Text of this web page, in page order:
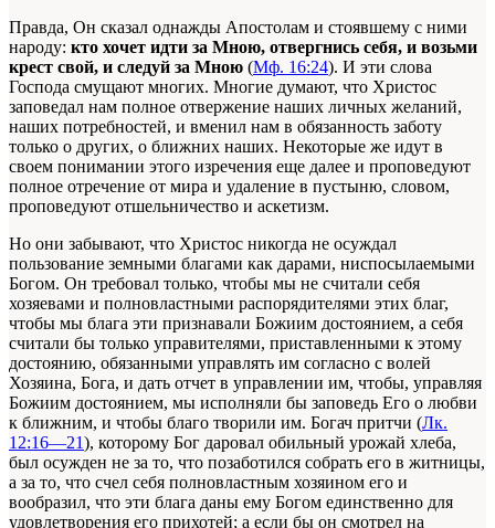
Правда, Он сказал однажды Апостолам и стоявшему с ними
народу: кто хочет идти за Мною, отвергнись себя, и возьми
крест свой, и следуй за Мною (Мф. 16:24). И эти слова
Господа смущают многих. Многие думают, что Христос
заповедал нам полное отвержение наших личных желаний,
наших потребностей, и вменил нам в обязанность заботу
только о других, о ближних наших. Некоторые же идут в
своем понимании этого изречения еще далее и проповедуют
полное отречение от мира и удаление в пустыню, словом,
проповедуют отшельничество и аскетизм.
Но они забывают, что Христос никогда не осуждал
пользование земными благами как дарами, ниспосылаемыми
Богом. Он требовал только, чтобы мы не считали себя
хозяевами и полновластными распорядителями этих благ,
чтобы мы блага эти признавали Божиим достоянием, а себя
считали бы только управителями, приставленными к этому
достоянию, обязанными управлять им согласно с волей
Хозяина, Бога, и дать отчет в управлении им, чтобы, управляя
Божиим достоянием, мы исполняли бы заповедь Его о любви
к ближним, и чтобы благо творили им. Богач притчи (Лк.
12:16—21), которому Бог даровал обильный урожай хлеба,
был осужден не за то, что позаботился собрать его в житницы,
а за то, что счел себя полновластным хозяином его и
вообразил, что эти блага даны ему Богом единственно для
удовлетворения его прихотей; а если бы он смотрел на